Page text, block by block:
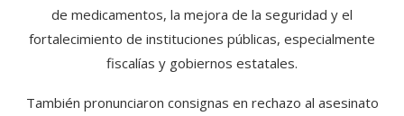
de medicamentos, la mejora de la seguridad y el
fortalecimiento de instituciones públicas, especialmente
fiscalías y gobiernos estatales.
También pronunciaron consignas en rechazo al asesinato